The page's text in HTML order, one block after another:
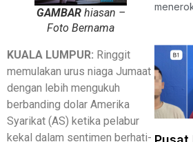
GAMBARhiasan –
Foto Bernama
KUALA LUMPUR: Ringgit
memulakan urus niaga Jumaat
dengan lebih mengukuh
berbanding dolar Amerika
Syarikat (AS) ketika pelabur
kekal dalam sentimen berhati-